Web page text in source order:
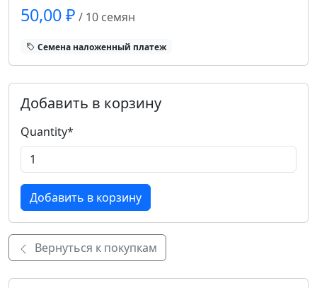
50,00 ₽ / 10 семян
Cемена наложенный платеж
Добавить в корзину
Quantity*
Вернуться к покупкам